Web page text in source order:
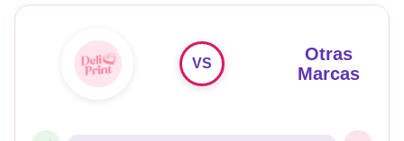
Otras
Marcas
VS